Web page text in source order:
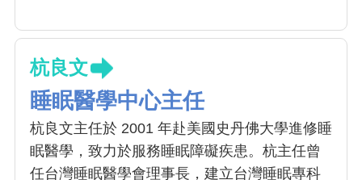
杭良文
睡眠醫學中心主任
杭良文主任於 2001 年赴美國史丹佛大學進修睡
眠醫學，致力於服務睡眠障礙疾患。杭主任曾
任台灣睡眠醫學會理事長，建立台灣睡眠專科